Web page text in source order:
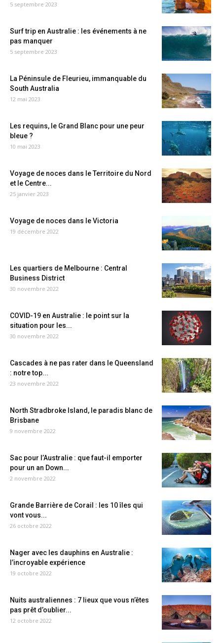
5 septembre 2023
Surf trip en Australie : les événements à ne
pas manquer
5 septembre 2023
La Péninsule de Fleurieu, immanquable du
South Australia
12 mai 2023
Les requins, le Grand Blanc pour une peur
bleue ?
10 mai 2023
Voyage de noces dans le Territoire du Nord
et le Centre...
25 janvier 2023
Voyage de noces dans le Victoria
19 décembre 2022
Les quartiers de Melbourne : Central
Business District
30 novembre 2022
COVID-19 en Australie : le point sur la
situation pour les...
30 novembre 2022
Cascades à ne pas rater dans le Queensland
: notre top...
23 novembre 2022
North Stradbroke Island, le paradis blanc de
Brisbane
9 novembre 2022
Sac pour l’Australie : que faut-il emporter
pour un an Down...
2 novembre 2022
Grande Barrière de Corail : les 10 îles qui
vont vous...
26 octobre 2022
Nager avec les dauphins en Australie :
l’incroyable expérience
19 octobre 2022
Nuits australiennes : 7 lieux que vous n’êtes
pas prêt d’oublier...
12 octobre 2022